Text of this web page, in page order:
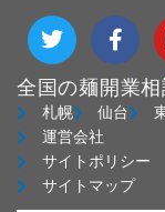
T
w
i
t
t
e
r
F
a
c
e
b
o
k
-
全国の麺開業
札幌 仙台
運営会社
サイトポリシー
サイトマップ